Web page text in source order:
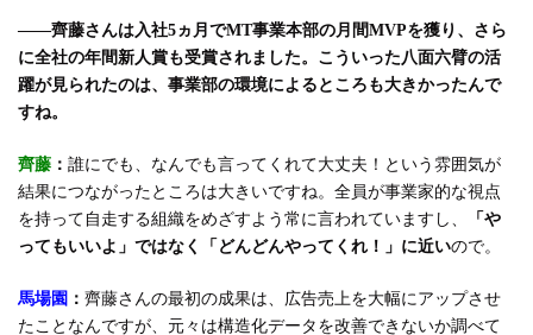
――齊藤さんは入社5ヵ月でMT事業本部の月間MVPを獲り、さら
に全社の年間新人賞も受賞されました。こういった八面六臂の活
躍が見られたのは、事業部の環境によるところも大きかったんで
すね。
齊藤 ： 誰にでも、なんでも言ってくれて大丈夫！という雰囲気が
結果につながったところは大きいですね。全員が事業家的な視点
を持って自走する組織をめざすよう常に言われていますし、
「や
ってもいいよ」ではなく「どんどんやってくれ！」に近いので。
馬場園 ： 齊藤さんの最初の成果は、広告売上を大幅にアップさせ
たことなんですが、元々は構造化データを改善できないか調べて